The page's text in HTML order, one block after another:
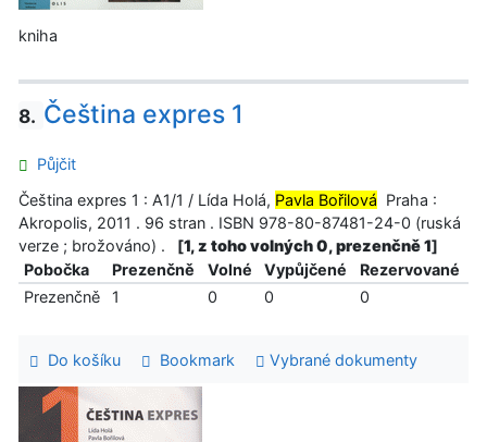
kniha
8. Čeština expres 1
Půjčit
Čeština expres 1 : A1/1 / Lída Holá, Pavla Bořilová Praha :
Akropolis, 2011 . 96 stran . ISBN 978-80-87481-24-0 (ruská
verze ; brožováno) .
[1, z toho volných 0, prezenčně 1]
Pobočka
Prezenčně Volné Vypůjčené
Rezervované
Prezenčně
1 0 0 0
Do košíku Bookmark Vybrané dokumenty